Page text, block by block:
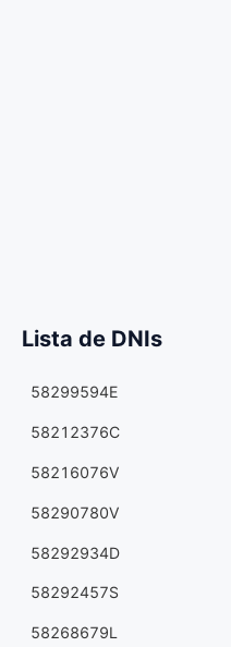
Lista de DNIs
58299594E
58212376C
58216076V
58290780V
58292934D
58292457S
58268679L